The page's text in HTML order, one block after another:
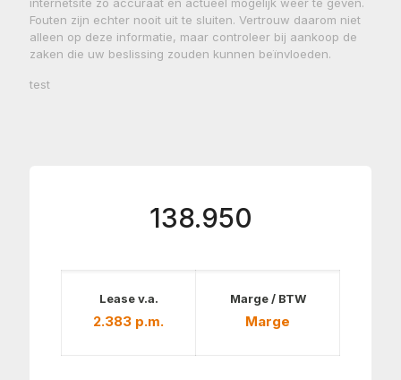
Fouten zijn echter nooit uit te sluiten. Vertrouw daarom niet
alleen op deze informatie, maar controleer bij aankoop de
zaken die uw beslissing zouden kunnen beïnvloeden.
test
138.950
Lease v.a.
2.383 p.m.
Marge / BTW
Marge